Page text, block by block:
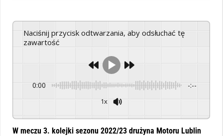
Naciśnij przycisk odtwarzania, aby odsłuchać tę
zawartość
0:00 -:--
1x
W meczu 3. kolejki sezonu 2022/23 drużyna Motoru Lublin